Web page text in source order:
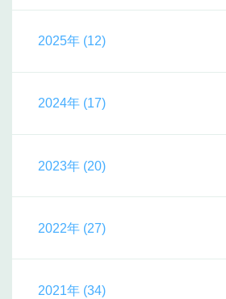
2025年 (12)
2024年 (17)
2023年 (20)
2022年 (27)
2021年 (34)